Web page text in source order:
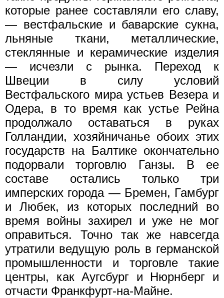
которые ранее составляли его славу,
— вестфальские и баварские сукна,
льняные ткани, металлические,
стеклянные и керамические изделия
— исчезли с рынка. Переход к
Швеции в силу условий
Вестфальского мира устьев Везера и
Одера, в то время как устье Рейна
продолжало оставаться в руках
Голландии, хозяйничанье обоих этих
государств на Балтике окончательно
подорвали торговлю Ганзы. В ее
составе остались только три
имперских города — Бремен, Гамбург
и Любек, из которых последний во
время войны захирел и уже не мог
оправиться. Точно так же навсегда
утратили ведущую роль в германской
промышленности и торговле такие
центры, как Аугсбург и Нюрнберг и
отчасти Франкфурт-на-Майне.